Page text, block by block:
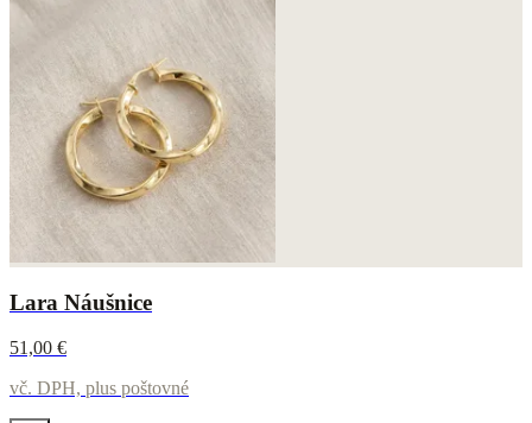
Lara Náušnice
51,00 €
vč. DPH, plus poštovné